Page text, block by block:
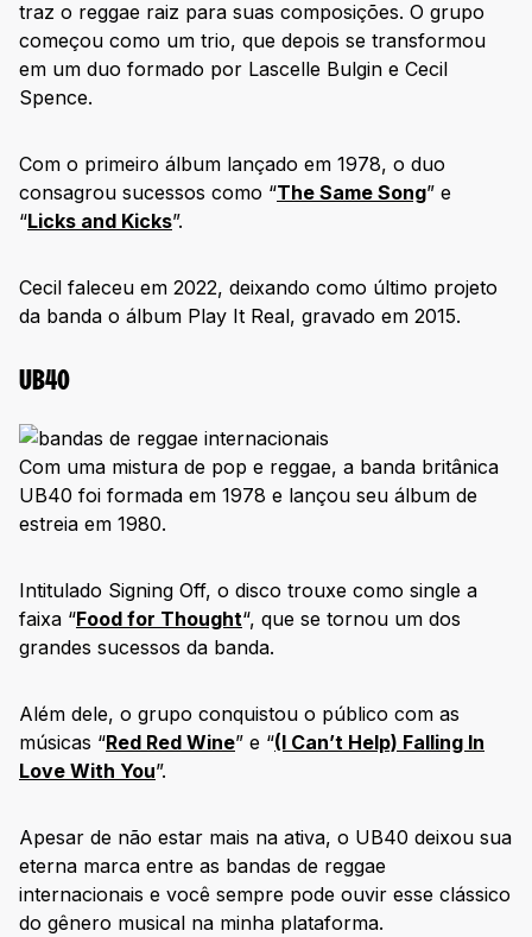
traz o reggae raiz para suas composições. O grupo
começou como um trio, que depois se transformou
em um duo formado por Lascelle Bulgin e Cecil
Spence.
Com o primeiro álbum lançado em 1978, o duo
consagrou sucessos como “The Same Song” e
“Licks and Kicks”.
Cecil faleceu em 2022, deixando como último projeto
da banda o álbum Play It Real, gravado em 2015.
UB40
Com uma mistura de pop e reggae, a banda britânica
UB40 foi formada em 1978 e lançou seu álbum de
estreia em 1980.
Intitulado Signing Off, o disco trouxe como single a
faixa “Food for Thought“, que se tornou um dos
grandes sucessos da banda.
Além dele, o grupo conquistou o público com as
músicas “Red Red Wine” e “(I Can’t Help) Falling In
Love With You”.
Apesar de não estar mais na ativa, o UB40 deixou sua
eterna marca entre as bandas de reggae
internacionais e você sempre pode ouvir esse clássico
do gênero musical na minha plataforma.